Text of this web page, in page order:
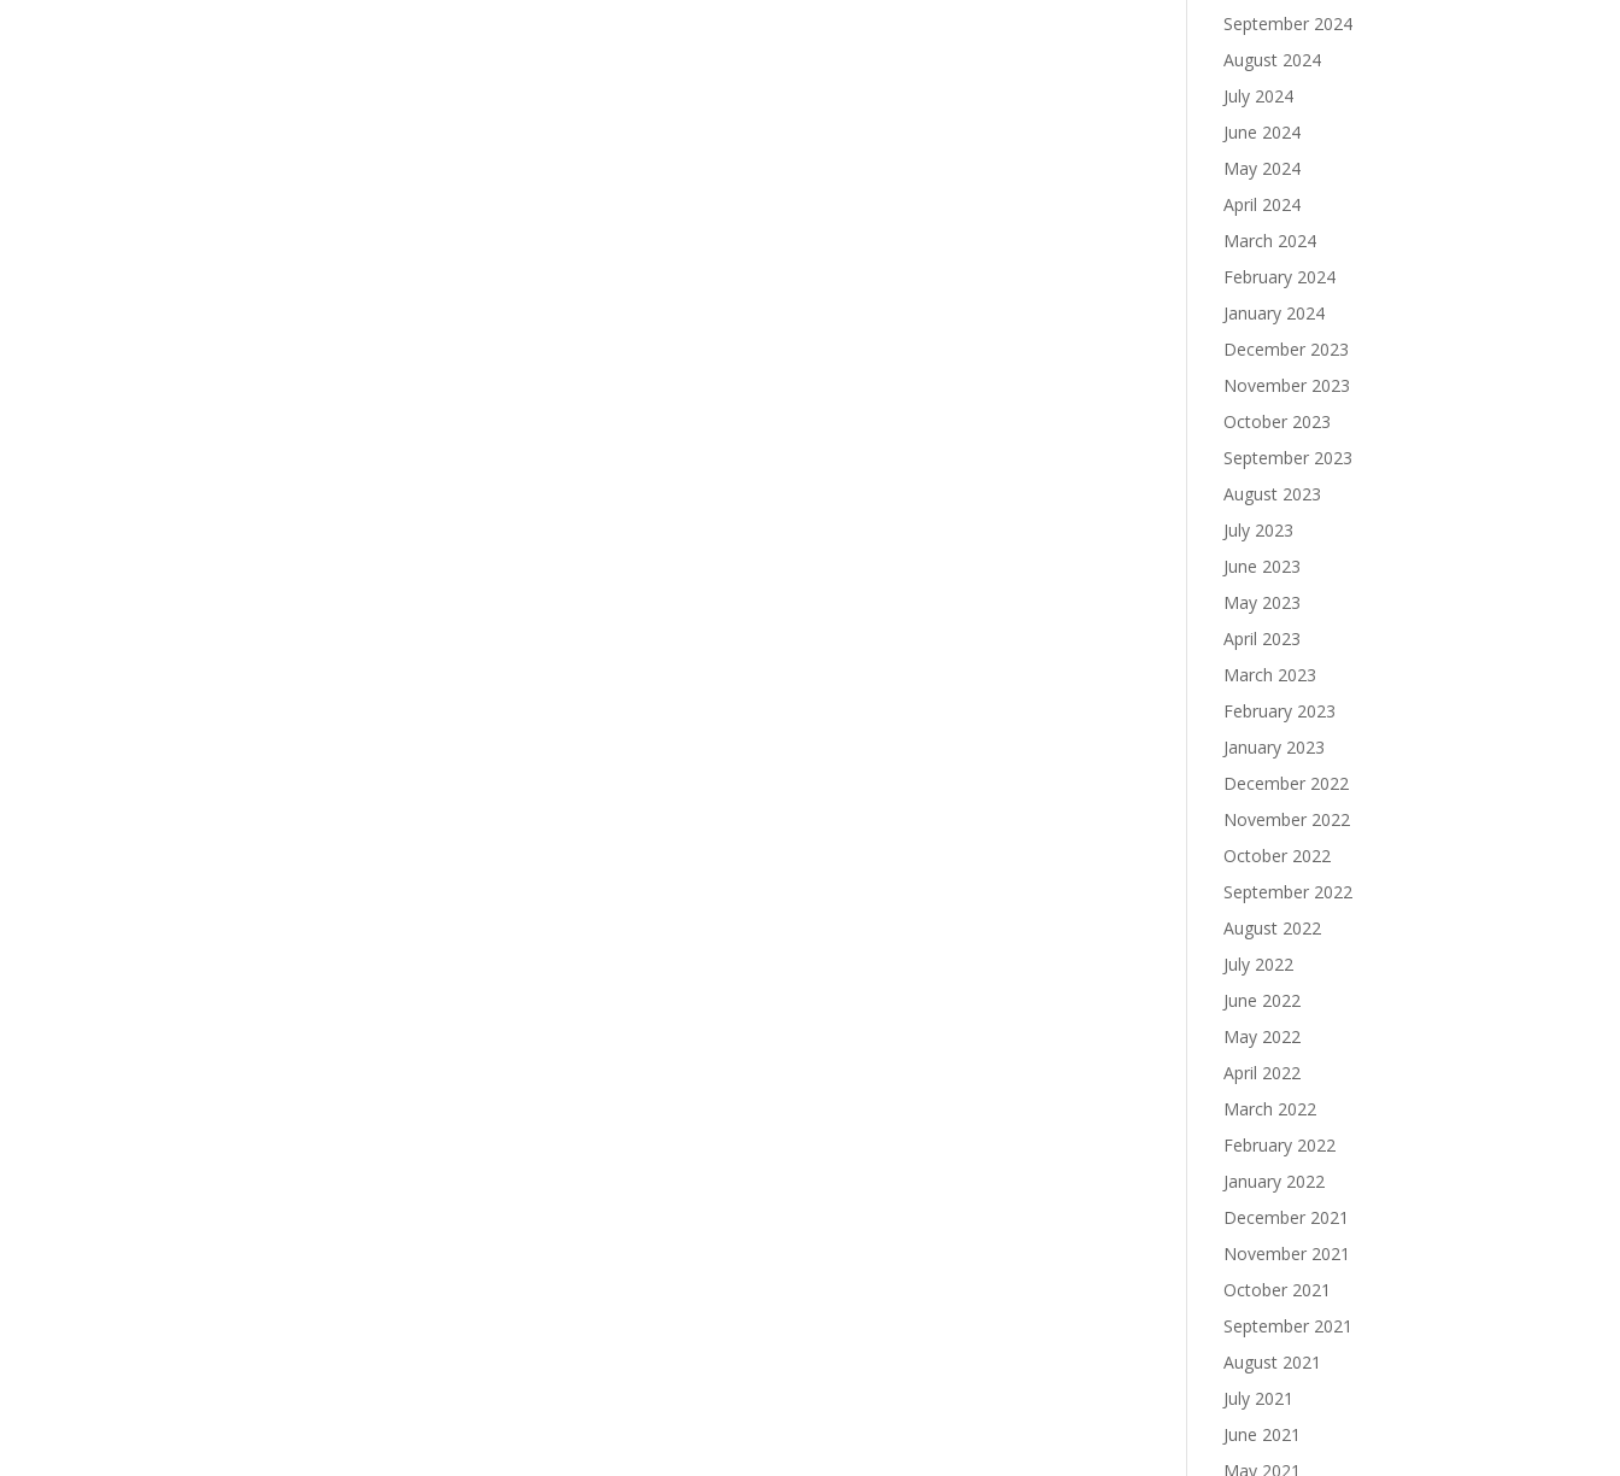
September 2024
August 2024
July 2024
June 2024
May 2024
April 2024
March 2024
February 2024
January 2024
December 2023
November 2023
October 2023
September 2023
August 2023
July 2023
June 2023
May 2023
April 2023
March 2023
February 2023
January 2023
December 2022
November 2022
October 2022
September 2022
August 2022
July 2022
June 2022
May 2022
April 2022
March 2022
February 2022
January 2022
December 2021
November 2021
October 2021
September 2021
August 2021
July 2021
June 2021
May 2021